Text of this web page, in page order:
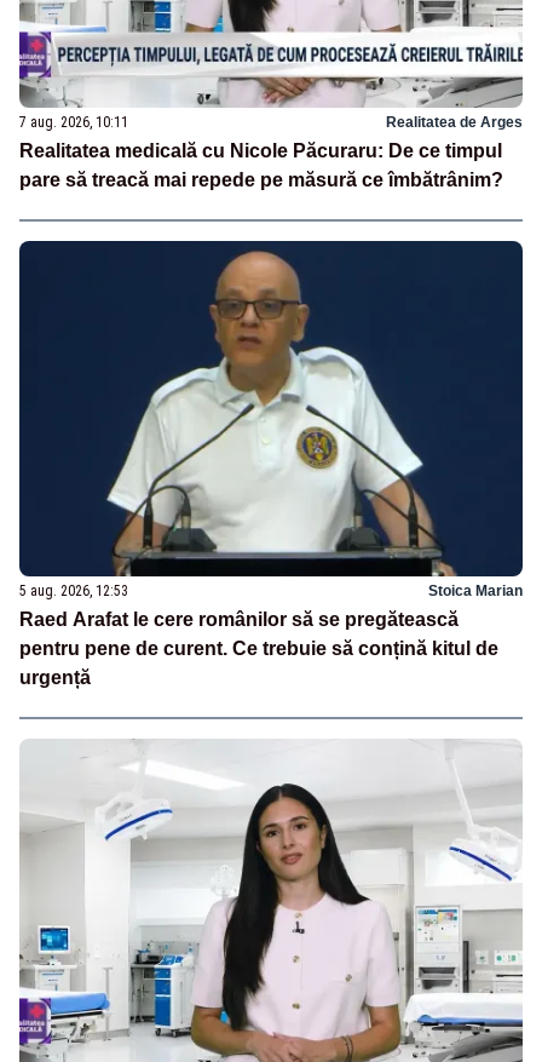
7 aug. 2026, 10:11 Realitatea de Arges
Realitatea medicală cu Nicole Păcuraru: De ce timpul
pare să treacă mai repede pe măsură ce îmbătrânim?
5 aug. 2026, 12:53 Stoica Marian
Raed Arafat le cere românilor să se pregătească
pentru pene de curent. Ce trebuie să conțină kitul de
urgență